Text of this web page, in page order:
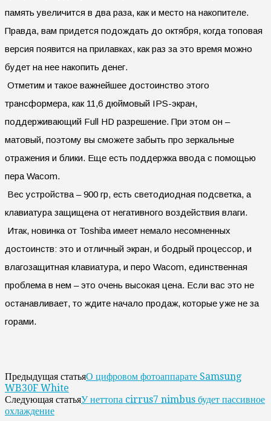
память увеличится в два раза, как и место на накопителе.
Правда, вам придется подождать до октября, когда топовая
версия появится на прилавках, как раз за это время можно
будет на нее накопить денег.
Отметим и такое важнейшее достоинство этого
трансформера, как 11,6 дюймовый IPS-экран,
поддерживающий Full HD разрешение. При этом он –
матовый, поэтому вы сможете забыть про зеркальные
отражения и блики. Еще есть поддержка ввода с помощью
пера Wacom.
Вес устройства – 900 гр, есть светодиодная подсветка, а
клавиатура защищена от негативного воздействия влаги.
Итак, новинка от Toshiba имеет немало несомненных
достоинств: это и отличный экран, и бодрый процессор, и
влагозащитная клавиатура, и перо Wacom, единственная
проблема в нем – это очень высокая цена. Если вас это не
останавливает, то ждите начало продаж, которые уже не за
горами.
Предыдущая статьяО цифровом фотоаппарате Samsung
WB30F White
Следующая статьяУ неттопа cirrus7 nimbus будет пассивное
охлаждение